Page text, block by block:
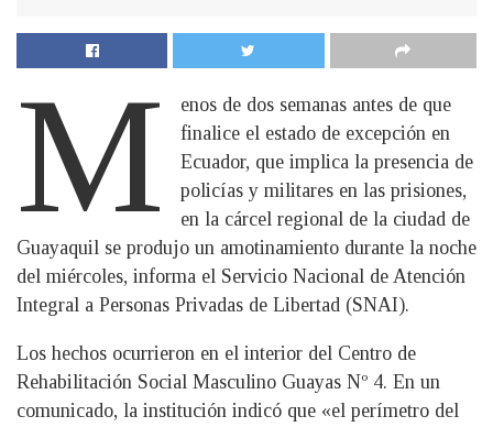
M
enos de dos semanas antes de que
finalice el estado de excepción en
Ecuador, que implica la presencia de
policías y militares en las prisiones,
en la cárcel regional de la ciudad de
Guayaquil se produjo un amotinamiento durante la noche
del miércoles, informa el Servicio Nacional de Atención
Integral a Personas Privadas de Libertad (SNAI).
Los hechos ocurrieron en el interior del Centro de
Rehabilitación Social Masculino Guayas Nº 4. En un
comunicado, la institución indicó que «el perímetro del